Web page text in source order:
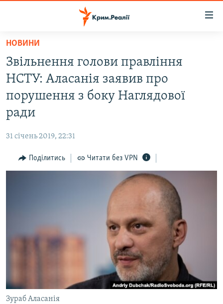
Перейти
основного
матеріалу
до
основної
Перейти
пошукуІНТЕРВ'Ю
СВІДЧЕННЯ ОКУПАЦІЇ
УКРАЇНСЬКА ПРОБЛЕМА КРИМУ
ІНФОГРАФІКА
Русский
ДОЛУЧАЙСЯ!
НОВИНИ
Звільнення голови правління
НСТУ: Аласанія заявив про
порушення з боку Наглядової
ради
31 січень 2019, 22:31
Поділитись Читати без VPN
Зураб Аласанія